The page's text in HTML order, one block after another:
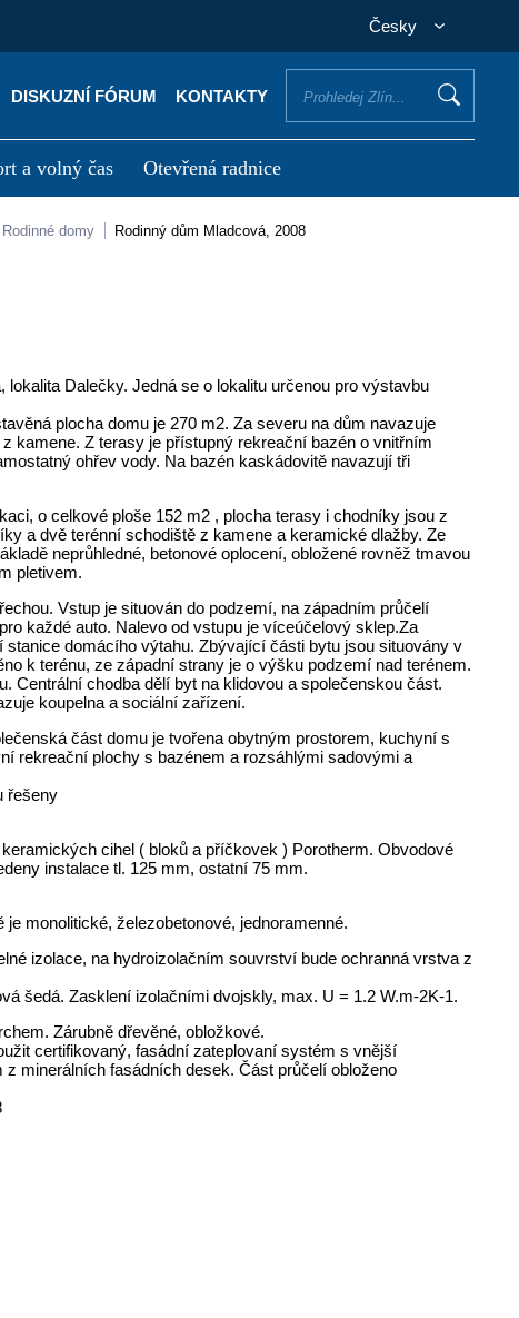
Česky
DISKUZNÍ FÓRUM KONTAKTY
a volný čas Otevřená radnice
Potřebuji vyřídit
Rodinné domy Rodinný dům Mladcová, 2008
Dalečky. Jedná se o lokalitu určenou pro výstavbu
plocha domu je 270 m2. Za severu na dům navazuje
kamene. Z terasy je přístupný rekreační bazén o vnitřním
ohřev vody. Na bazén kaskádovitě navazují tři
o celkové ploše 152 m2 , plocha terasy i chodníky jsou z
a dvě terénní schodiště z kamene a keramické dlažby. Ze
neprůhledné, betonové oplocení, obložené rovněž tmavou
pletivem.
Vstup je situován do podzemí, na západním průčelí
každé auto. Nalevo od vstupu je víceúčelový sklep.Za
domácího výtahu. Zbývající části bytu jsou situovány v
k terénu, ze západní strany je o výšku podzemí nad terénem.
Centrální chodba dělí byt na klidovou a společenskou část.
koupelna a sociální zařízení.
část domu je tvořena obytným prostorem, kuchyní s
rekreační plochy s bazénem a rozsáhlými sadovými a
řešeny
cihel ( bloků a příčkovek ) Porotherm. Obvodové
instalace tl. 125 mm, ostatní 75 mm.
monolitické, železobetonové, jednoramenné.
izolace, na hydroizolačním souvrství bude ochranná vrstva z
šedá. Zasklení izolačními dvojskly, max. U = 1.2 W.m-2K-1.
Zárubně dřevěné, obložkové.
certifikovaný, fasádní zateplovaní systém s vnější
minerálních fasádních desek. Část průčelí obloženo